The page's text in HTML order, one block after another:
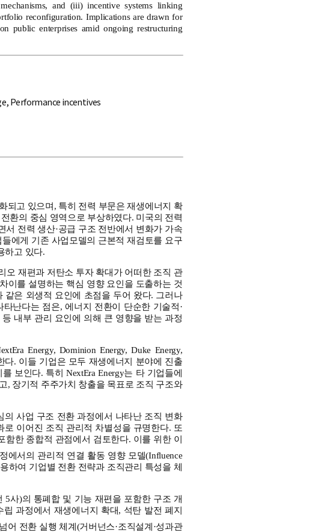
and (iii) incentive systems linking
reconfiguration. Implications are drawn for
public enterprises amid ongoing restructuring
,Performance incentives
되고 있으며, 특히 전력 부문은 재생에너지 확
환의 중심 영역으로 부상하였다. 미국의 전력
전력 생산·공급 구조 전반에서 변화가 가속
에게 기존 사업모델의 근본적 재검토를 요구
하고 있다.
오 재편과 저탄소 투자 확대가 어떠한 조직 관
이를 설명하는 핵심 영향 요인을 도출하는 것
은 외생적 요인에 초점을 두어 왔다. 그러나
난다는 점은, 에너지 전환이 단순한 기술적·
내부 관리 요인에 의해 큰 영향을 받는 과정
Energy, Dominion Energy, Duke Energy,
다. 이들 기업은 모두 재생에너지 분야에 진출
보인다. 특히 NextEra Energy는 타 기업들에
, 장기적 주주가치 창출을 목표로 조직 구조와
의 사업 구조 전환 과정에서 나타난 조직 변화
이어진 조직 관리적 차별성을 규명한다. 또
한 종합적 관점에서 검토한다. 이를 위한 이
에서의 관리적 연결 활동 영향 모델(Influence
하여 기업별 전환 전략과 조직관리 특성을 체
사)의 통폐합 및 기능 재편을 포함한 구조 개
과정에서 재생에너지 확대, 석탄 발전 폐지
어 전환 실행 체계(거버넌스·조직설계·성과관